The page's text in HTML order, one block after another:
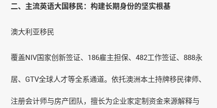
二、主流英语大国移民：构建长期身份的坚实根基
澳大利亚移民
覆盖NIV国家创新签证、 186雇主担保、482工作签证、888永
居、GTV全球人才等全系通道。依托澳洲本土持牌移民律师、
注册会计师与房产团队，擅长为企业家定制资金来源解释与